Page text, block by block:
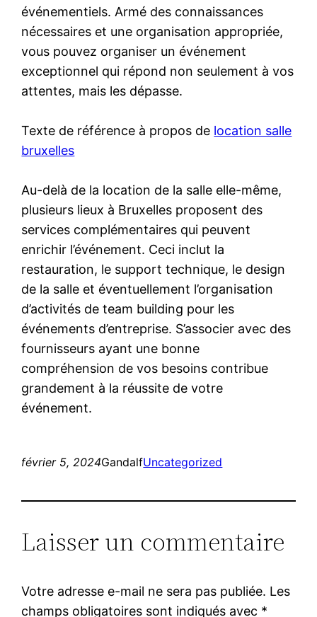
événementiels. Armé des connaissances
nécessaires et une organisation appropriée,
vous pouvez organiser un événement
exceptionnel qui répond non seulement à vos
attentes, mais les dépasse.
Texte de référence à propos de location salle
bruxelles
Au-delà de la location de la salle elle-même,
plusieurs lieux à Bruxelles proposent des
services complémentaires qui peuvent
enrichir l’événement. Ceci inclut la
restauration, le support technique, le design
de la salle et éventuellement l’organisation
d’activités de team building pour les
événements d’entreprise. S’associer avec des
fournisseurs ayant une bonne
compréhension de vos besoins contribue
grandement à la réussite de votre
événement.
février 5, 2024GandalfUncategorized
Laisser un commentaire
Votre adresse e-mail ne sera pas publiée. Les
champs obligatoires sont indiqués avec *